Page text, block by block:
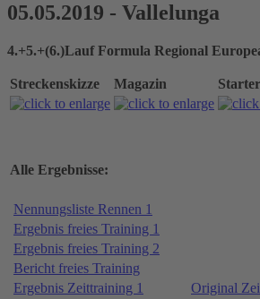
05.05.2019 - Vallelunga
4.+5.+(6.)Lauf Formula Regional
Streckenskizze Magazin
Alle Ergebnisse:
Nennungsliste Rennen 1
Ergebnis freies Training 1
Ergebnis freies Training 2
Bericht freies Training
Ergebnis Zeittraining 1
Original